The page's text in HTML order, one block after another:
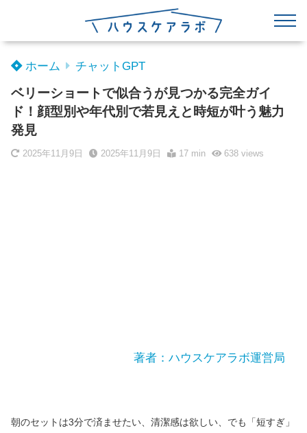
ホーム チャットGPT
ベリーショートで似合うが見つかる完全ガイ
ド！顔型別や年代別で若見えと時短が叶う魅力
発見
2025年11月9日 2025年11月9日 17 min 638views
著者：ハウスケアラボ運営局
朝のセットは3分で済ませたい、清潔感は欲しい、でも「短すぎ」